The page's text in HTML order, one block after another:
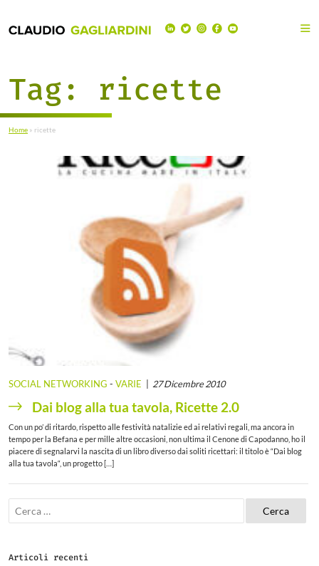
Tag: ricette
Home » ricette
SOCIAL NETWORKING - VARIE 27 Dicembre 2010
Dai blog alla tua tavola, Ricette 2.0
Con un po’ di ritardo, rispetto alle festività natalizie ed ai relativi regali, ma ancora in
tempo per la Befana e per mille altre occasioni, non ultima il Cenone di Capodanno, ho il
piacere di segnalarvi la nascita di un libro diverso dai soliti ricettari: il titolo è “Dai blog
alla tua tavola“, un progetto […]
r
Articoli recenti